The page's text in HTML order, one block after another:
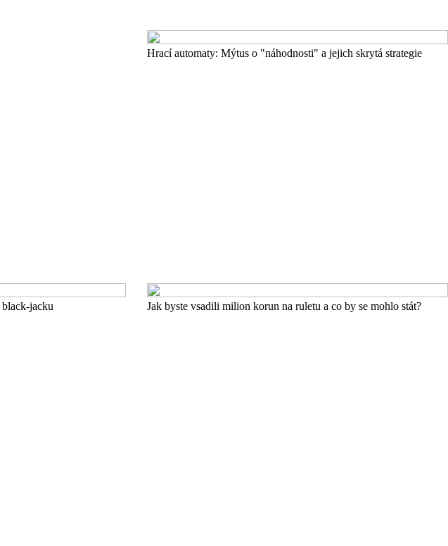
Hrací automaty: Mýtus o "náhodnosti" a jejich skrytá strategie
jacku Jak byste vsadili milion korun na ruletu a co by se mohlo stát?